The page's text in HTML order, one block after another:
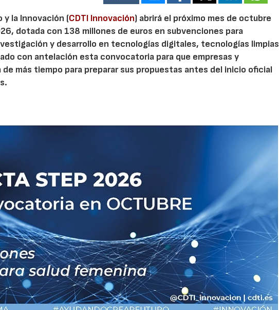
y la Innovación (CDTI Innovación) abrirá el próximo mes de octubre
dotada con 138 millones de euros en subvenciones para
y desarrollo en tecnologías digitales, tecnologías limpias
con antelación esta convocatoria para que empresas y
más tiempo para preparar sus propuestas antes del inicio oficial